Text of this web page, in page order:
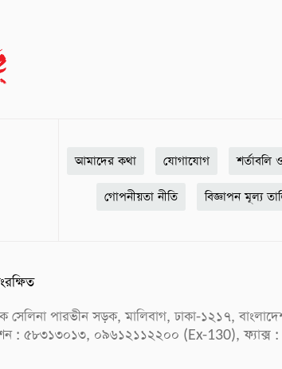
আমাদের কথা যোগাযোগ শর্তাবলি
গোপনীয়তা নীতি বিজ্ঞাপন মূল্য
সেলিনা পারভীন সড়ক, মালিবাগ, ঢাকা-১২১৭,
: ৫৮৩১৩০১৩, ০৯৬১২১১২২০০ (Ex-130),